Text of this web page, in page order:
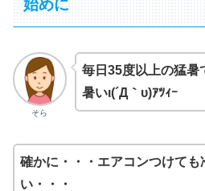
始めに
そら
毎日35度以上の猛暑
暑いι(´Д｀υ)ｱﾂｨｰ
確かに・・・エアコンつけても
い・・・